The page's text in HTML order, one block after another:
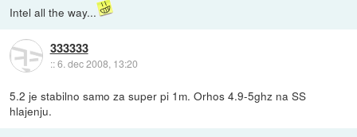
Intel all the way...
333333
::6. dec 2008, 13:20
5.2 je stabilno samo za super pi 1m. Orhos 4.9-5ghz na SS
hlajenju.